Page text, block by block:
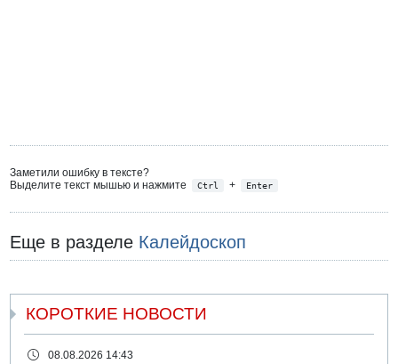
Заметили ошибку в тексте?
Выделите текст мышью и нажмите
Ctrl + Enter
Еще в разделе Калейдоскоп
КОРОТКИЕ НОВОСТИ
08.08.2026 14:43